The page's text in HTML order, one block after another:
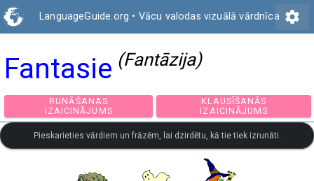
LanguageGuide.org • Vācu valodas vizuālā vārdnīca settings
Fantasie (Fantāzija)
RUNĀŠANAS
IZAICINĀJUMS
KLAUSĪŠANĀS
IZAICINĀJUMS
Pieskarieties vārdiem un frāzēm, lai dzirdētu, kā tie tiek izrunāti.